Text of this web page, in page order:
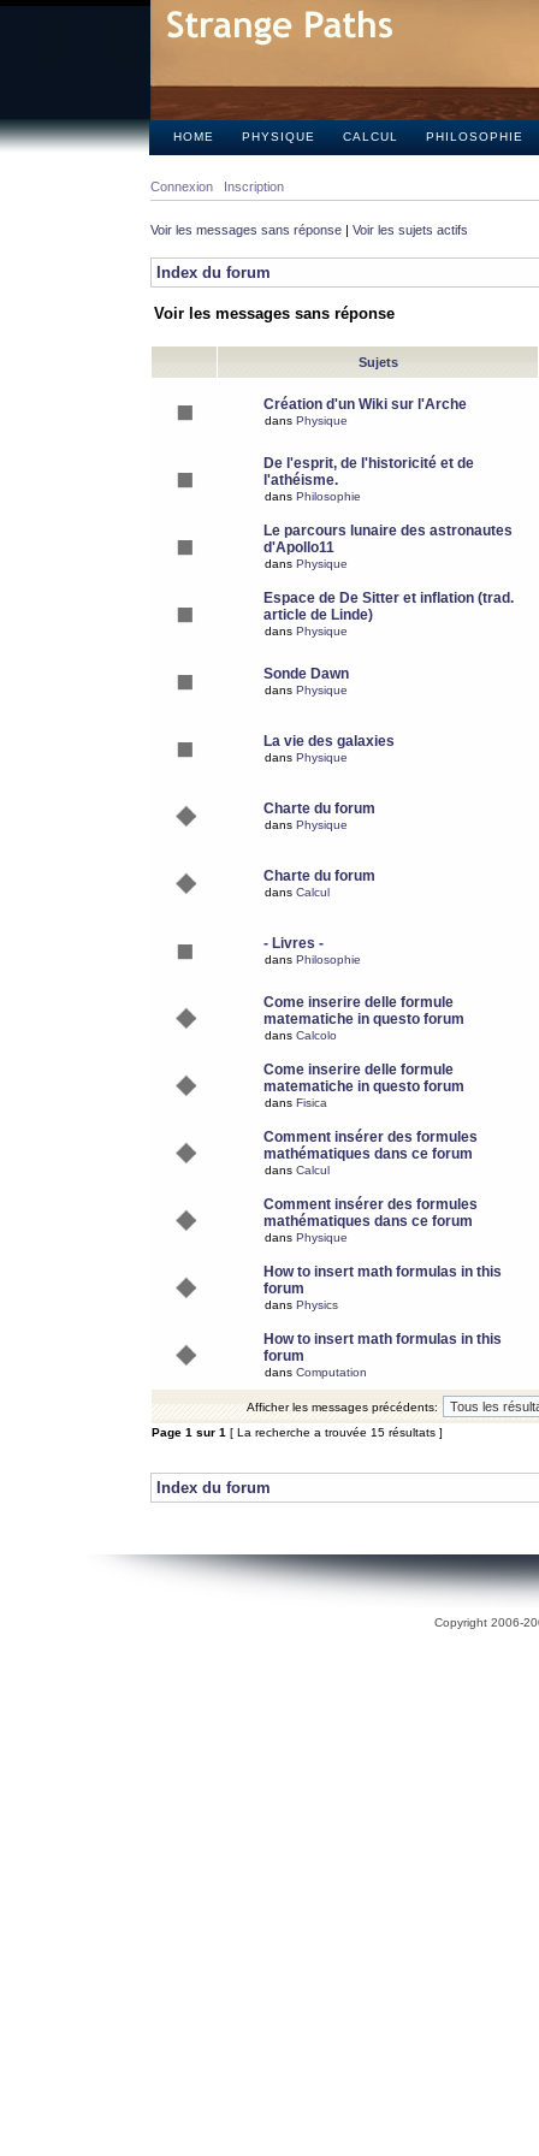
HOME PHYSIQUE CALCUL PHILOSOPHIE
Connexion Inscription
Voir les messages sans réponse | Voir les sujets actifs
Index du forum
Voir les messages sans réponse
Sujets
Création d'un Wiki sur l'Arche
dans Physique
De l'esprit, de l'historicité et de
l'athéisme.
dans Philosophie
Le parcours lunaire des astronautes
d'Apollo11
dans Physique
Espace de De Sitter et inflation (trad.
article de Linde)
dans Physique
Sonde Dawn
dans Physique
La vie des galaxies
dans Physique
Charte du forum
dans Physique
Charte du forum
dans Calcul
- Livres -
dans Philosophie
Come inserire delle formule
matematiche in questo forum
dans Calcolo
Come inserire delle formule
matematiche in questo forum
dans Fisica
Comment insérer des formules
mathématiques dans ce forum
dans Calcul
Comment insérer des formules
mathématiques dans ce forum
dans Physique
How to insert math formulas in this
forum
dans Physics
How to insert math formulas in this
forum
dans Computation
Afficher les messages précédents:
Page 1 sur 1 [ La recherche a trouvée 15 résultats ]
Index du forum
Copyright 2006-